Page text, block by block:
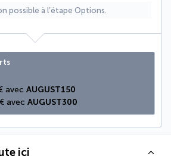
possible à l’étape Options.
avec AUGUST150
avec AUGUST300
ici